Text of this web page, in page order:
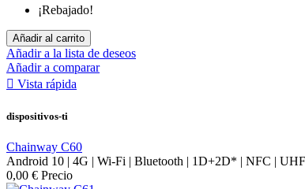
¡Rebajado!
Añadir al carrito
Añadir a la lista de deseos
Añadir a comparar
 Vista rápida
dispositivos-ti
Chainway C60
Android 10 | 4G | Wi-Fi | Bluetooth | 1D+2D* | NFC |
0,00 € Precio